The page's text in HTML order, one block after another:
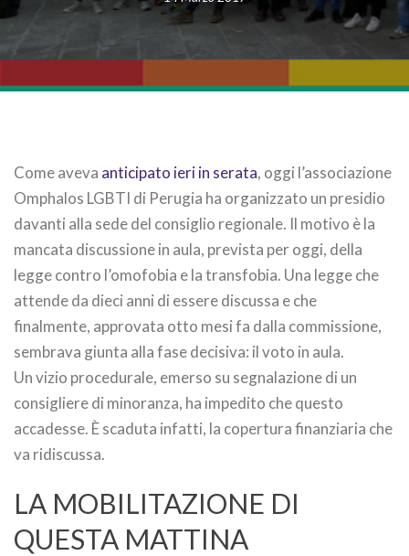
Come aveva anticipato ieri in serata, oggi l’associazione
Omphalos LGBTI di Perugia ha organizzato un presidio
davanti alla sede del consiglio regionale. Il motivo è la
mancata discussione in aula, prevista per oggi, della
legge contro l’omofobia e la transfobia. Una legge che
attende da dieci anni di essere discussa e che
finalmente, approvata otto mesi fa dalla commissione,
sembrava giunta alla fase decisiva: il voto in aula.
Un vizio procedurale, emerso su segnalazione di un
consigliere di minoranza, ha impedito che questo
accadesse. È scaduta infatti, la copertura finanziaria che
va ridiscussa.
LA MOBILITAZIONE DI
QUESTA MATTINA